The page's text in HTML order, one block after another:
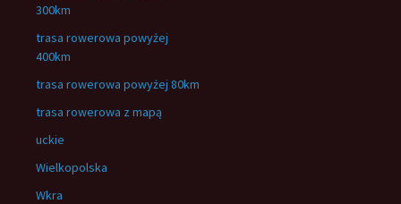
300km
trasa rowerowa powyżej
400km
trasa rowerowa powyżej 80km
trasa rowerowa z mapą
uckie
Wielkopolska
Wkra